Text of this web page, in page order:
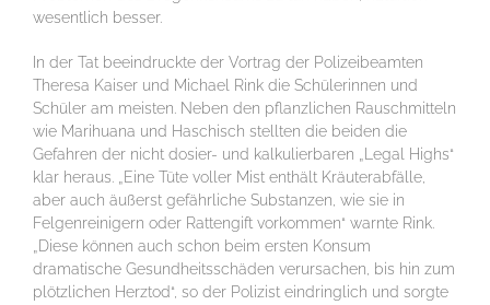
wesentlich besser.
In der Tat beeindruckte der Vortrag der Polizeibeamten
Theresa Kaiser und Michael Rink die Schülerinnen und
Schüler am meisten. Neben den pflanzlichen Rauschmitteln
wie Marihuana und Haschisch stellten die beiden die
Gefahren der nicht dosier- und kalkulierbaren „Legal Highs“
klar heraus. „Eine Tüte voller Mist enthält Kräuterabfälle,
aber auch äußerst gefährliche Substanzen, wie sie in
Felgenreinigern oder Rattengift vorkommen“ warnte Rink.
„Diese können auch schon beim ersten Konsum
dramatische Gesundheitsschäden verursachen, bis hin zum
plötzlichen Herztod“, so der Polizist eindringlich und sorgte